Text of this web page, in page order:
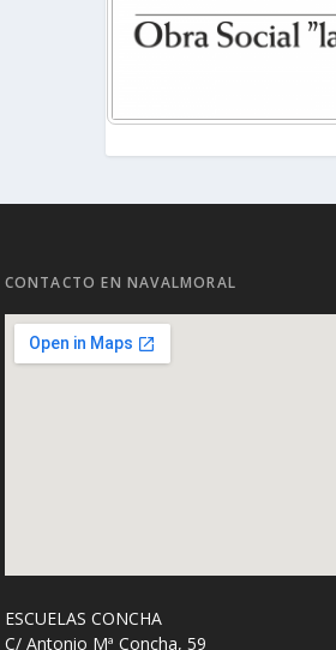
CONTACTO EN NAVALMORAL
ESCUELAS CONCHA
C/ Antonio Mª Concha, 59